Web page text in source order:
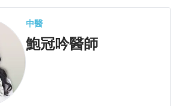
中醫
鮑冠吟醫師